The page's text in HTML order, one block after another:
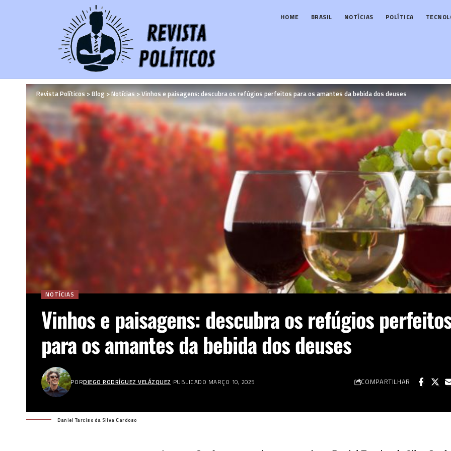
HOME BRASIL NOTÍCIAS POLÍTICA
Revista Políticos >Blog >Notícias>Vinhos e paisagens: descubra os refúgios perfeitos para os amantes da bebida dos deuses
NOTÍCIAS
Vinhos e paisagens: descubra os refúgios
para os amantes da bebida dos deuses
PORDIEGO RODRÍGUEZ VELÁZQUEZ PUBLICADO MARÇO 10, 2025 COMPARTILHAR
Daniel Tarciso da Silva Cardoso